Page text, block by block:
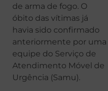
de arma de fogo. O
óbito das vítimas já
havia sido confirmado
anteriormente por uma
equipe do Serviço de
Atendimento Móvel de
Urgência (Samu).